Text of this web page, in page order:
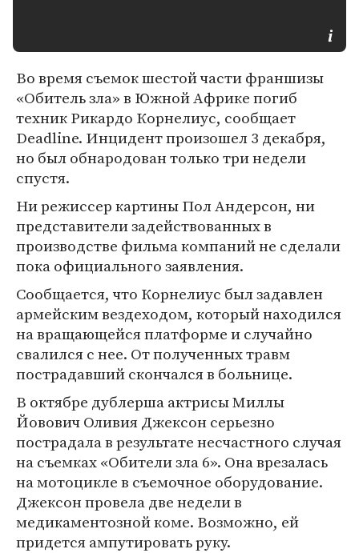
Во время съемок шестой части франшизы
«Обитель зла» в Южной Африке погиб
техник Рикардо Корнелиус, сообщает
Deadline. Инцидент произошел 3 декабря,
но был обнародован только три недели
спустя.
Ни режиссер картины Пол Андерсон, ни
представители задействованных в
производстве фильма компаний не сделали
пока официального заявления.
Сообщается, что Корнелиус был задавлен
армейским вездеходом, который находился
на вращающейся платформе и случайно
свалился с нее. От полученных травм
пострадавший скончался в больнице.
В октябре дублерша актрисы Миллы
Йовович Оливия Джексон серьезно
пострадала в результате несчастного случая
на съемках «Обители зла 6». Она врезалась
на мотоцикле в съемочное оборудование.
Джексон провела две недели в
медикаментозной коме. Возможно, ей
придется ампутировать руку.